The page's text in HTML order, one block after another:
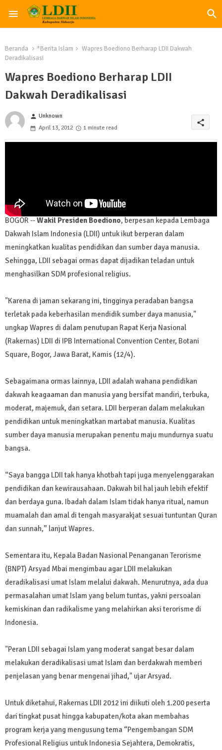
Beranda *Berita Islam
Wapres Boediono Berharap LDII Dakwah
Deradikalisasi
Wapres Boediono Berharap LDII
Dakwah Deradikalisasi
person Unknown
April 13, 2012
1 minute read
share
BOGOR --Wakil Presiden Boediono, berpesan kepada Lembaga
Dakwah Islam Indonesia (LDII) untuk ikut berperan dalam
meningkatkan kualitas pendidikan dan sumber daya manusia.
Sehingga, LDII sebagai ormas dapat dijadikan teladan untuk
menghasilkan SDM profesional religius.
"Karena di jaman sekarang ini, tingginya peradaban bangsa
terletak pada keberhasilan mendidik sumber daya manusia,"
ungkap Wapres di dalam penutupan Rapat Kerja Nasional
(Rakernas) LDII di IPB International Convention Center, Botani
Square, Bogor, Jawa Barat, Kamis (12/4).
Sebagaimana ormas lainnya, LDII adalah wahana pendidikan
dakwah keagaaman dan manusia yang bersifat mandiri, terbuka,
moderat, majemuk, dan setara. LDII berperan dalam melakukan
pendidikan untuk meningkatkan martabat manusia. Kualitas
sumber daya manusia merupakan penentu maju mundurnya suatu
bangsa.
“Saya bangga LDII tak hanya khotbah tapi juga menyelenggarakan
pendidikan dan kewirausahaan. Dakwah bil hal jauh lebih efektif
dan berdaya guna. Ibadah dalam Islam tidak hanya ritual, namun
muamalah dan amal di tengah masyarakjat sesuai tuntuntan Quran
dan sunnah,” lanjut Wapres.
Sementara itu, Kepala Badan Nasional Penanganan Terorisme
(BNPT) Arsyad Mbai mengimbau agar LDII melakukan
deradikalisasi umat Islam melalui dakwah. Menurutnya, ada dua
permasalahan umat Islam yang belum tuntas, yakni persoalan
kemiskinan dan radikalisme yang melahirkan aksi terorisme di
Indonesia.
"Peran LDII sebagai Islam yang moderat sangat besar dalam
melakukan deradikalisasi umat Islam dan berdakwah memberi
penjelasan yang benar mengenai jihad," ujar Arsyad.
Untuk diketahui, Rakernas LDII 2012 ini diikuti oleh 1.200 peserta
dari tingkat pusat hingga kabupaten/kota akan membahas
program kerja yang mengusung tema “Pengembangan SDM
Profesional Religius untuk Indonesia Sejahtera, Demokratis,